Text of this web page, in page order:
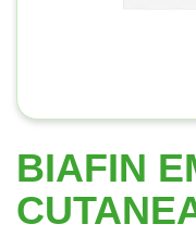
BIAFIN